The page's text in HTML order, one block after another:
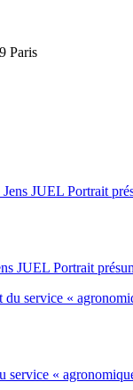
Paris
JUEL Portrait
service «